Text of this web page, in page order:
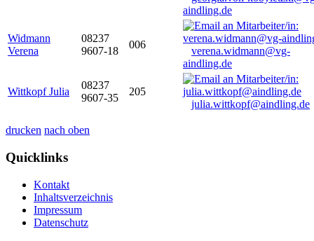
aindling.de
Widmann
Verena
08237
9607-18
006
verena.widmann@vg-
aindling.de
Wittkopf Julia
08237
9607-35
205
julia.wittkopf@aindling.de
drucken nach oben
Quicklinks
Kontakt
Inhaltsverzeichnis
Impressum
Datenschutz